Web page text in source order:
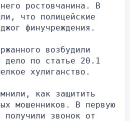
ростовчанина. В
что полицейские
финучреждения.
возбудили
дело по статье 20.1
хулиганство.
как защитить
мошенников. В первую
звонок от